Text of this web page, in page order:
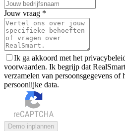
Jouw vraag *
Ik ga akkoord met het
voorwaarden. Ik begrijp dat
verzamelen van persoonsgegevens
persoonlijke data.
Demo inplannen